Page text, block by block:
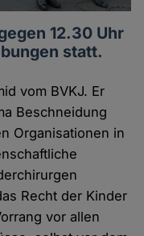
12.30 Uhr
statt.
vom BVKJ. Er
Beschneidung
Organisationen in
Recht der Kinder
vor allen